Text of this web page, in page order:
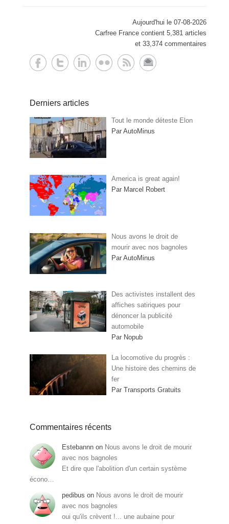
Aujourd'hui le 07-08-2026
Carfree France contient 5,381 articles
et 33,374 commentaires
Derniers articles
Tout le monde déteste Elon
Par AutoMinus
America is great again!
Par Marcel Robert
Nous avons le droit de
mourir avec nos bagnoles
Par AutoMinus
Des activistes installent des
affiches satiriques pour
dénoncer la publicité
automobile
Par Nopub
La locomotive du progrès :
Une histoire des chemins de
fer
Par Transports Gratuits
Commentaires récents
Estebannn on Nous avons le droit de mourir
avec nos bagnoles
Et dire que l'abolition d'un certain système
écono…
pedibus on Nous avons le droit de mourir
avec nos bagnoles
oui qu'ils crèvent !... une aubaine pour